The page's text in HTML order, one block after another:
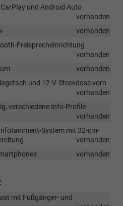
und Android Auto
vorhanden
vorhanden
Freisprecheinrichtung
vorhanden
vorhanden
und 12-V-Steckdose vorn
vorhanden
verschiedene Info-Profile
vorhanden
System mit 32-cm-
vorhanden
vorhanden
mit Fußgänger- und